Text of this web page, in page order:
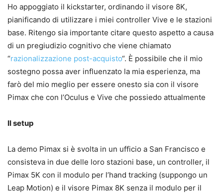
Ho appoggiato il kickstarter, ordinando il visore 8K,
pianificando di utilizzare i miei controller Vive e le stazioni
base. Ritengo sia importante citare questo aspetto a causa
di un pregiudizio cognitivo che viene chiamato
“razionalizzazione post-acquisto“. È possibile che il mio
sostegno possa aver influenzato la mia esperienza, ma
farò del mio meglio per essere onesto sia con il visore
Pimax che con l’Oculus e Vive che possiedo attualmente
Il setup
La demo Pimax si è svolta in un ufficio a San Francisco e
consisteva in due delle loro stazioni base, un controller, il
Pimax 5K con il modulo per l’hand tracking (suppongo un
Leap Motion) e il visore Pimax 8K senza il modulo per il